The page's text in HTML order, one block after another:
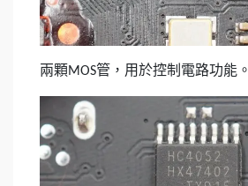
兩顆MOS管，用於控制電路功能。